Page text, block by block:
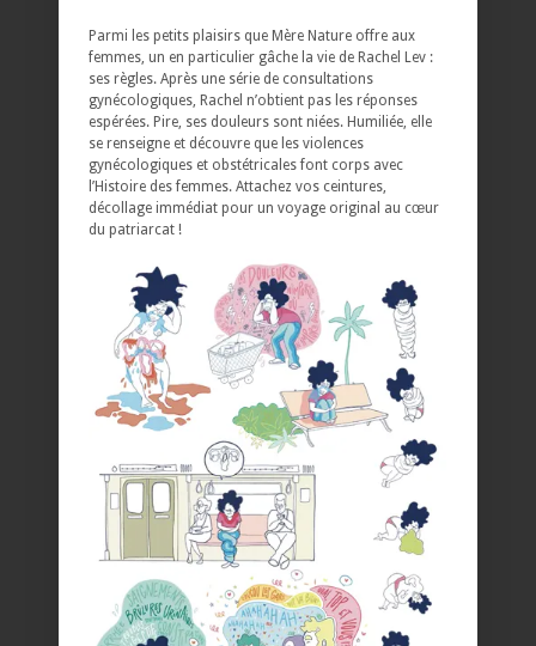
Parmi les petits plaisirs que Mère Nature offre aux
femmes, un en particulier gâche la vie de Rachel Lev :
ses règles. Après une série de consultations
gynécologiques, Rachel n’obtient pas les réponses
espérées. Pire, ses douleurs sont niées. Humiliée, elle
se renseigne et découvre que les violences
gynécologiques et obstétricales font corps avec
l’Histoire des femmes. Attachez vos ceintures,
décollage immédiat pour un voyage original au cœur
du patriarcat !